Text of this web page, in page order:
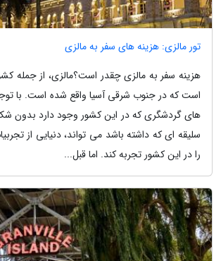
تور مالزی: هزینه های سفر به مالزی
هزینه سفر به مالزی چقدر است؟مالزی، از جمله
است که در جنوب شرقی آسیا واقع شده است. با
های گردشگری که در این کشور وجود دارد بدون
سلیقه ای که داشته باشد می تواند، دنیایی از
را در این کشور تجربه کند. اما قبل...